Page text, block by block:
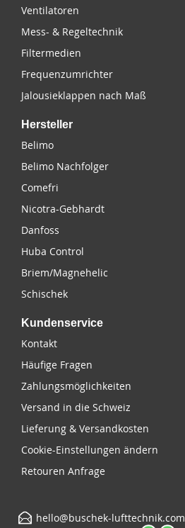
Ventilatoren
Mess- & Regeltechnik
Filtermedien
Frequenzumrichter
Jalousieklappen nach Maß
Hersteller
Belimo
Belimo Nachfolger
Comefri
Nicotra-Gebhardt
Danfoss
Huba Control
Briem/Magnehelic
Schischek
Kundenservice
Kontakt
Häufige Fragen
Zahlungsmöglichkeiten
Versand in die Schweiz
Lieferung & Versandkosten
Cookie-Einstellungen ändern
Retouren Anfrage
hello@buschek-lufttechnik.com